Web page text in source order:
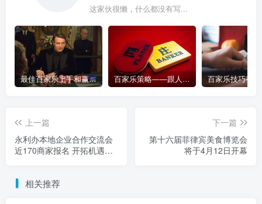
这家伙很懒，什么都没有写...
最佳百家乐上手和赢钱指南 – 终极版 百家乐策略——跟人胜过跟路
上一篇
永利办本地企业合作交流会
近170商家报名 开拓机遇共
下一篇
第十六届菲律宾美食博览会
将于4月12日开幕
相关推荐